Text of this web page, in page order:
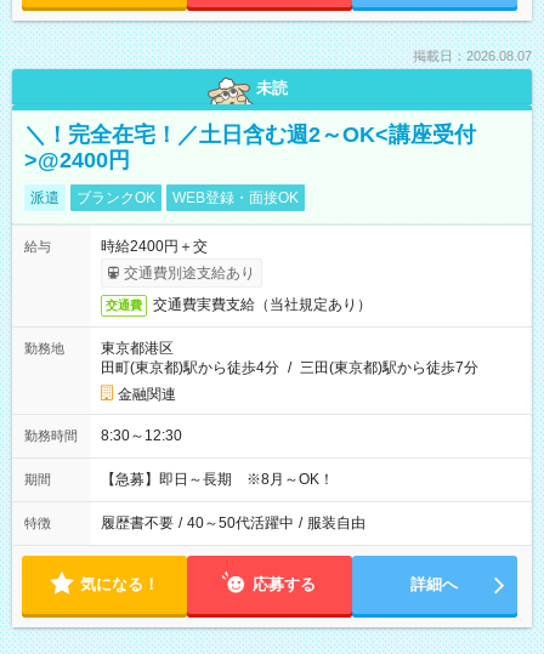
掲載日：2026.08.07
未読
＼！完全在宅！／土日含む週2～OK<講座受付
>@2400円
派遣 ブランクOK WEB登録・面接OK
給与
時給2400円＋交
交通費別途支給あり
交通費 交通費実費支給（当社規定あり）
勤務地
東京都港区
田町(東京都)駅から徒歩4分 / 三田(東京都)駅から徒歩7分
金融関連
勤務時間 8:30～12:30
期間 【急募】即日～長期 ※8月～OK！
特徴 履歴書不要 / 40～50代活躍中 / 服装自由
気になる！ 応募する 詳細へ